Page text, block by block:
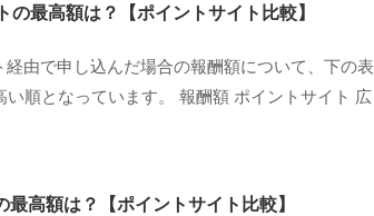
最高額は？【ポイントサイト比較】
由で申し込んだ場合の報酬額について、下の表
順となっています。 報酬額 ポイントサイト 広
高額は？【ポイントサイト比較】